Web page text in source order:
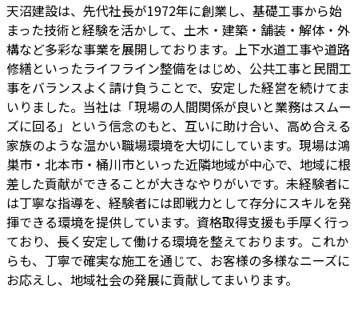
天沼建設は、先代社長が1972年に創業し、基礎工事から始
まった技術と経験を活かして、土木・建築・舗装・解体・外
構など多彩な事業を展開しております。上下水道工事や道路
修繕といったライフライン整備をはじめ、公共工事と民間工
事をバランスよく請け負うことで、安定した経営を続けてま
いりました。当社は「現場の人間関係が良いと業務はスムー
ズに回る」という信念のもと、互いに助け合い、高め合える
家族のような温かい職場環境を大切にしています。現場は鴻
巣市・北本市・桶川市といった近隣地域が中心で、地域に根
差した貢献ができることが大きなやりがいです。未経験者に
は丁寧な指導を、経験者には即戦力として存分にスキルを発
揮できる環境を提供しています。資格取得支援も手厚く行っ
ており、長く安定して働ける環境を整えております。これか
らも、丁寧で確実な施工を通じて、お客様の多様なニーズに
お応えし、地域社会の発展に貢献してまいります。